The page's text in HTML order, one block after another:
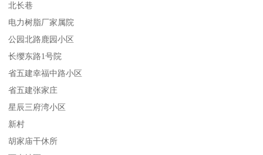
北长巷
电力树脂厂家属院
公园北路鹿园小区
长缨东路1号院
省五建幸福中路小区
省五建张家庄
星辰三府湾小区
新村
胡家庙干休所